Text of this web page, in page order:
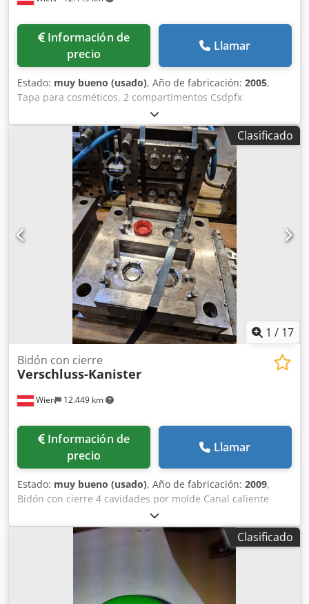
Información de
precio
Llamar
Estado: muy bueno (usado), Año de fabricación: 2005,
Tapa para cosméticos, 2 compartimentos Csdpfx
Clasificado
1 / 17
Wien 12.449 km
Bidón con cierre
Verschluss-Kanister
Información de
precio
Llamar
Estado: muy bueno (usado), Año de fabricación: 2009,
Bidón con cierre 4 cavidades por molde Canal caliente
Credpfexrtmxox Al Tof Disponibles dos moldes
Clasificado